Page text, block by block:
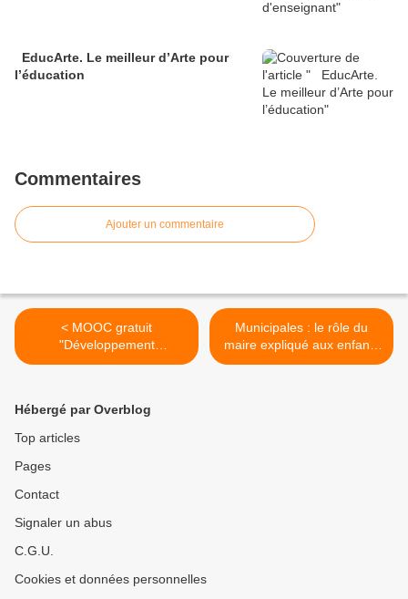
EducArte. Le meilleur d’Arte pour
l’éducation
Commentaires
Ajouter un commentaire
< MOOC gratuit
"Développement
psychologique de l'enfant"
Municipales : le rôle du
maire expliqué aux enfants
(et aux autres) >
Hébergé par Overblog
Top articles
Pages
Contact
Signaler un abus
C.G.U.
Cookies et données personnelles